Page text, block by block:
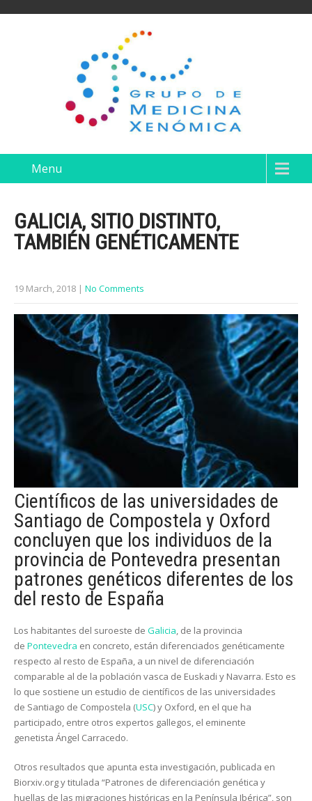
Menu
GALICIA, SITIO DISTINTO,
TAMBIÉN GENÉTICAMENTE
19 March, 2018 | No Comments
Científicos de las universidades de
Santiago de Compostela y Oxford
concluyen que los individuos de la
provincia de Pontevedra presentan
patrones genéticos diferentes de los
del resto de España
Los habitantes del suroeste de Galicia, de la provincia
de Pontevedra en concreto, están diferenciados genéticamente
respecto al resto de España, a un nivel de diferenciación
comparable al de la población vasca de Euskadi y Navarra. Esto es
lo que sostiene un estudio de científicos de las universidades
de Santiago de Compostela (USC) y Oxford, en el que ha
participado, entre otros expertos gallegos, el eminente
genetista Ángel Carracedo.
Otros resultados que apunta esta investigación, publicada en
Biorxiv.org y titulada “Patrones de diferenciación genética y
huellas de las migraciones históricas en la Península Ibérica”, son